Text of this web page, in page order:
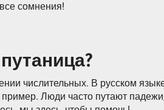
сомнения!
числительных. В русском
пример. Люди часто путают